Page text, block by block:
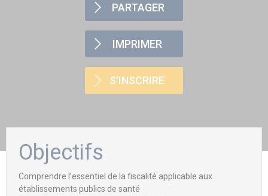
PARTAGER
IMPRIMER
S'INSCRIRE
Objectifs
Comprendre l’essentiel de la fiscalité applicable aux
établissements publics de santé